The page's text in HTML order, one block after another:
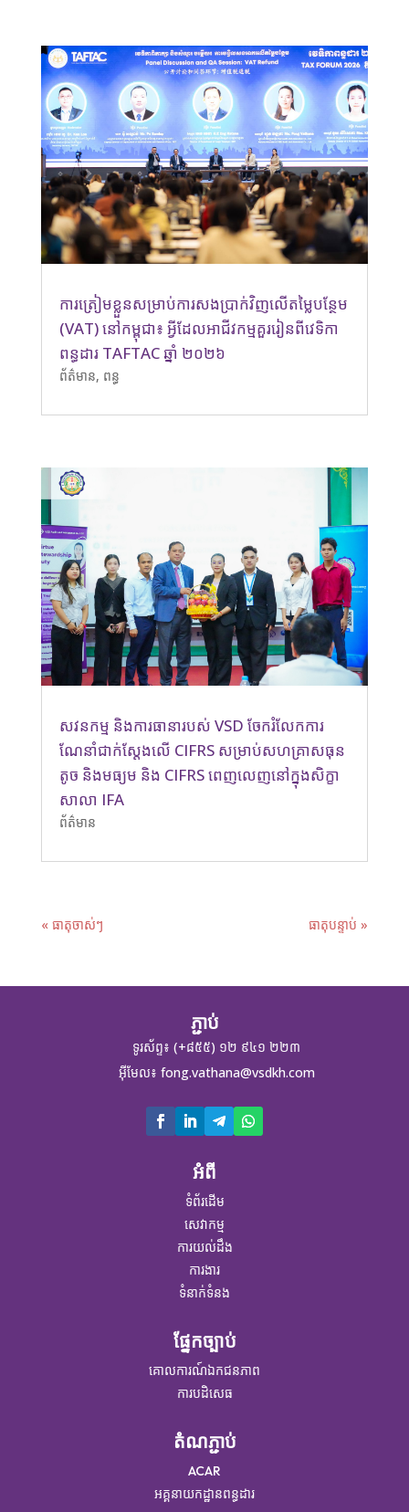
ការត្រៀមខ្លួនសម្រាប់ការសងប្រាក់វិញលើតម្លៃបន្ថែម
(VAT) នៅកម្ពុជា៖ អ្វីដែលអាជីវកម្មគួររៀនពីវេទិកា
ពន្ធដារ TAFTAC ឆ្នាំ ២០២៦
ព័ត៌មាន, ពន្ធ
សវនកម្ម និងការធានារបស់ VSD ចែករំលែកការ
ណែនាំជាក់ស្តែងលើ CIFRS សម្រាប់សហគ្រាសធុន
តូច និងមធ្យម និង CIFRS ពេញលេញនៅក្នុងសិក្ខា
សាលា IFA
ព័ត៌មាន
« ធាតុចាស់ៗ ធាតុបន្ទាប់ »
ភ្ជាប់
ទូរស័ព្ទ៖ (+៨៥៥) ១២ ៩៤១ ២២៣
អ៊ីមែល៖ fong.vathana@vsdkh.com
អំពី
ទំព័រដើម
សេវាកម្ម
ការយល់ដឹង
ការងារ
ទំនាក់ទំនង
ផ្នែកច្បាប់
គោលការណ៍ឯកជនភាព
ការបដិសេធ
តំណភ្ជាប់
ACAR​
អគ្គនាយកដ្ឋានពន្ធដារ